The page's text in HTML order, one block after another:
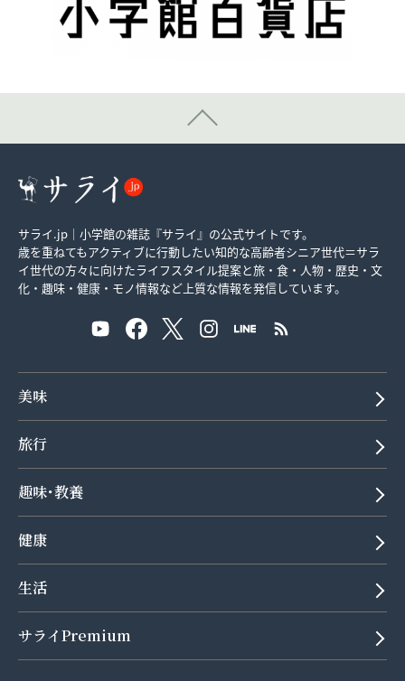
サライ.jp｜小学館の雑誌『サライ』の公式サイトです。
歳を重ねてもアクティブに行動したい知的な高齢者シニア世代＝サラ
イ世代の方々に向けたライフスタイル提案と旅・食・人物・歴史・文
化・趣味・健康・モノ情報など上質な情報を発信しています。
美味
旅行
趣味･教養
健康
生活
サライPremium